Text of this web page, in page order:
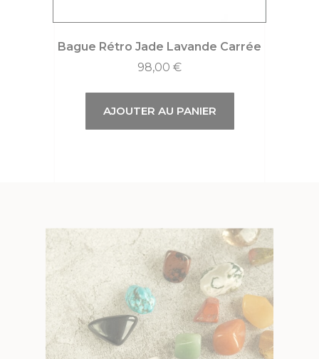
Bague Rétro Jade Lavande Carrée
98,00 €
AJOUTER AU PANIER